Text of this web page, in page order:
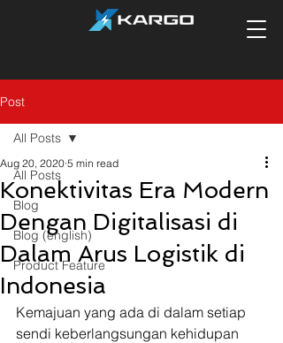
Post
All Posts
Blog
Blog (english)
Product Feature
All Posts
Konektivitas Era Modern
Dengan Digitalisasi di
Dalam Arus Logistik di
Indonesia
Aug 20, 2020 5 min read
Kemajuan yang ada di dalam setiap
sendi keberlangsungan kehidupan